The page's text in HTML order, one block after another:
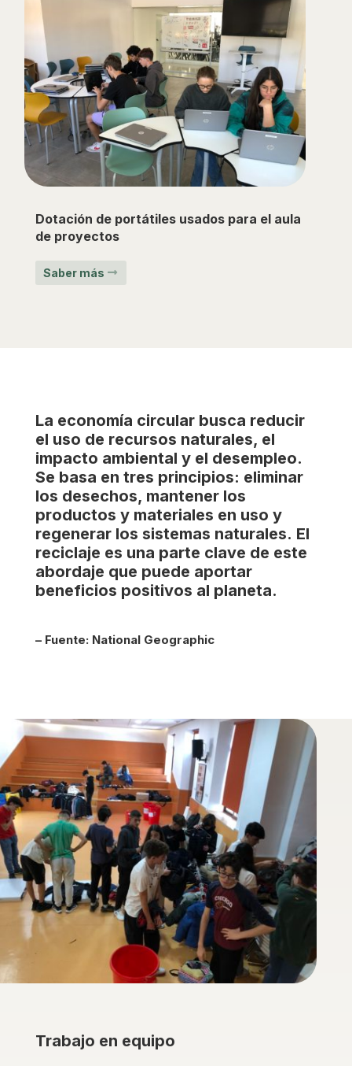
Dotación de portátiles usados para el aula
de proyectos
Saber más
La economía circular busca reducir
el uso de recursos naturales, el
impacto ambiental y el desempleo.
Se basa en tres principios: eliminar
los desechos, mantener los
productos y materiales en uso y
regenerar los sistemas naturales. El
reciclaje es una parte clave de este
abordaje que puede aportar
beneficios positivos al planeta.
– Fuente: National Geographic
Trabajo en equipo